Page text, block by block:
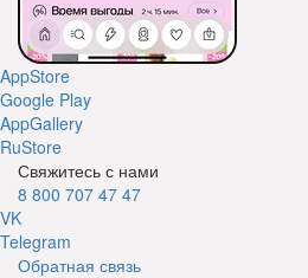
AppStore
Google Play
AppGallery
RuStore
Свяжитесь с нами
8 800 707 47 47
VK
Telegram
Обратная связь